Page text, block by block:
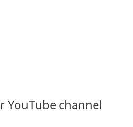
YouTube channel